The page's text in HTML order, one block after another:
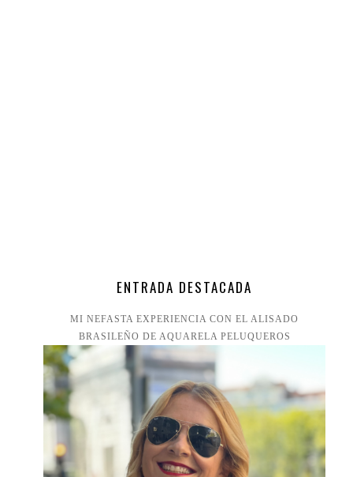
ENTRADA DESTACADA
MI NEFASTA EXPERIENCIA CON EL ALISADO
BRASILEÑO DE AQUARELA PELUQUEROS